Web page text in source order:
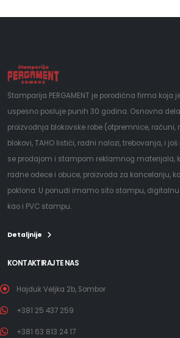
Štamparija PERGAMENT je porodična firma koja
uspesno posluje punih 30 godina. Osnovna
proizvodnja blokovske robe (otpremnice, računi,
blokovi, TAHO listići, radni nalozi, trebovanja, i
se prodajom i stampom reklamnog materijala,
radne odece i obuce, proizvoda za kancelariju,
poklona. U ponudi imamo sito stampu,
kao i PVC stampu.
Detaljnije
KONTAKTIRAJTE NAS
Hajduk Veljka 2b, Sombor
+381 25 437 259
+381 63 813 24 17